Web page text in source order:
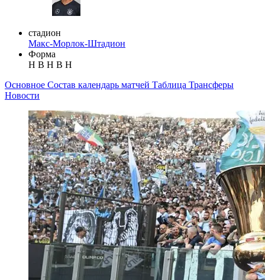
стадион
Макс-Морлок-Штадион
Форма
Н В Н В Н
Основное Состав календарь матчей Таблица Трансферы
Новости